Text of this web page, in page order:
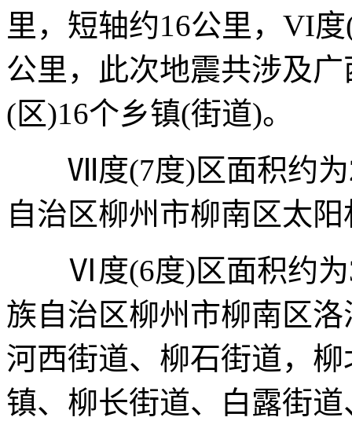
里，短轴约16公里，VI
公里，此次地震共涉及
(区)16个乡镇(街道)。
Ⅶ度(7度)区面积约为2
自治区柳州市柳南区太
Ⅵ度(6度)区面积约为
族自治区柳州市柳南区
河西街道、柳石街道，
镇、柳长街道、白露街